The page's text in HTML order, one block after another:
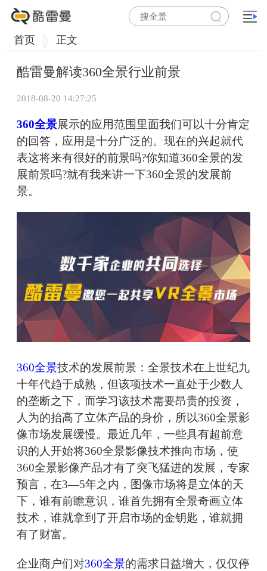
首页 正文
酷雷曼解读360全景行业前景
2018-08-20 14:27:25
360全景展示的应用范围里面我们可以十分肯定
的回答‌‌，应用是十分广泛的。现在的兴起就代
表这将来有很好的前景吗?你知道360全景的发
展前景吗?就有我来讲一下360全景的发展前
景。
360全景技术的发展前景：全景技术在上世纪九
十年代趋于成熟，但该项技术一直处于少数人
的垄断之下，而学习该技术需要昂贵的投资，
人为的抬高了立体产品的身价，所以360全景影
像市场发展缓慢。最近几年，一些具有超前意
识的人开始将360全景影像技术推向市场，使
360全景影像产品才有了突飞猛进的发展，专家
预言，在3—5年之内，图像市场将是立体的天
下，谁有前瞻意识，谁首先拥有全景奇画立体
技术，谁就拿到了开启市场的金钥匙，谁就拥
有了财富。
企业商户们对360全景的需求日益增大，仅仅停